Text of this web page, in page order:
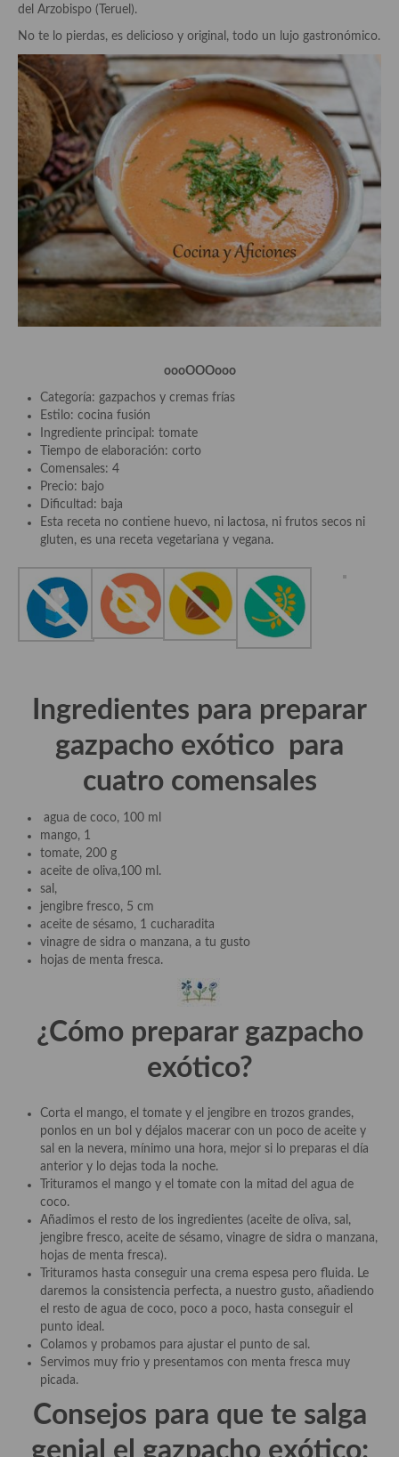
En El Candelero
Las opiniones de la «Cocinera»
Prensa
Recetas
Acompañamientos
Airfryer recetas
Aderezos, salsas, vinagretas, especias, hierbas aromáticas o
aditivos
Especias, mezclas de especias
Aceites
Mojos y pastas
Sales y polvos
Salsas y mojos
Adobos
Aperitivos
Bebidas
Bocadillos, hamburguesas, sándwich, emparedados, tostas y
Entrantes y primeros platos
Ensaladas
Quínoa
Arroces Y fideuás
Legumbres y cereales
Huevos
Masas elaboradas con harina, pizzas, quiches y demás
Aves
Carne
Pescado y Marisco
Postres y dulces
Postres con frutas
Quesos, recetas
Salazones y encurtidos
Recetas Especiales
Recetas de Cuaresma
Recetas maridadas con los mejores AOVES
del Arzobispo (Teruel).
No te lo pierdas, es delicioso y original, todo un lujo gastronómico.
oooOOOooo
Categoría: gazpachos y cremas frías
Estilo: cocina fusión
Ingrediente principal: tomate
Tiempo de elaboración: corto
Comensales: 4
Precio: bajo
Dificultad: baja
Esta receta no contiene huevo, ni lactosa, ni frutos secos ni
gluten, es una receta vegetariana y vegana.
Ingredientes para preparar
gazpacho exótico para
cuatro comensales
agua de coco, 100 ml
mango, 1
tomate, 200 g
aceite de oliva,100 ml.
sal,
jengibre fresco, 5 cm
aceite de sésamo, 1 cucharadita
vinagre de sidra o manzana, a tu gusto
hojas de menta fresca.
¿Cómo preparar gazpacho
exótico?
Corta el mango, el tomate y el jengibre en trozos grandes,
ponlos en un bol y déjalos macerar con un poco de aceite y
sal en la nevera, mínimo una hora, mejor si lo preparas el día
anterior y lo dejas toda la noche.
Trituramos el mango y el tomate con la mitad del agua de
coco.
Añadimos el resto de los ingredientes (aceite de oliva, sal,
jengibre fresco, aceite de sésamo, vinagre de sidra o manzana,
hojas de menta fresca).
Trituramos hasta conseguir una crema espesa pero fluida. Le
daremos la consistencia perfecta, a nuestro gusto, añadiendo
el resto de agua de coco, poco a poco, hasta conseguir el
punto ideal.
Colamos y probamos para ajustar el punto de sal.
Servimos muy frio y presentamos con menta fresca muy
picada.
Consejos para que te salga
genial el gazpacho exótico: